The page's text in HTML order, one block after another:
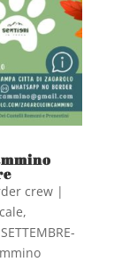
crew|
,
SETTEMBRE-